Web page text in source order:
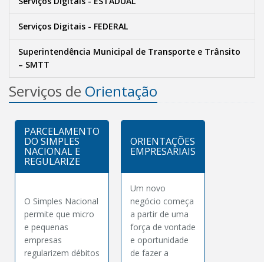
Serviços Digitais - FEDERAL
Superintendência Municipal de Transporte e Trânsito
– SMTT
Serviços de Orientação
PARCELAMENTO
DO SIMPLES
NACIONAL E
REGULARIZE
O Simples Nacional
permite que micro
e pequenas
empresas
regularizem débitos
ORIENTAÇÕES
EMPRESARIAIS
Um novo
negócio começa
a partir de uma
força de vontade
e oportunidade
de fazer a